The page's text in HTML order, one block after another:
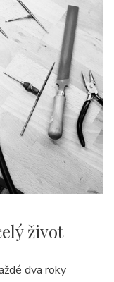
život
dva roky